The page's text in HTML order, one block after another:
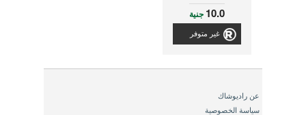
10.0 جنية
غير متوفر
عن راديوشاك
سياسة الخصوصية